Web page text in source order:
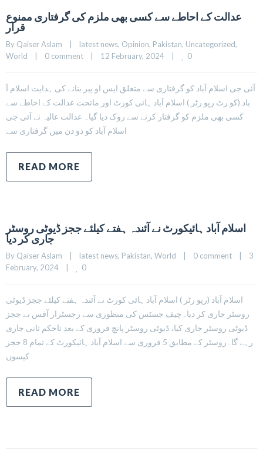
عدالت کے احاطے سے کسی بھی ملزم کی گرفتاری ممنوع
قرار
By Qaiser Aslam latest news, Opinion, Pakistan, Uncategorized
World
0 comment 12 February, 2024 0
آئی جی اسلام آباد کو گرفتاری سے متعلق ایس او پیز بنانے کی ہدایت اسلام آ
باد (کو رٹ رپو رٹر ) اسلام آباد ہائی کورٹ اور ماتحت عدالت کے احاطے سے
کسی بھی ملزم کو گرفتار کرنے سے روک دیا گیا۔ عدالت عالیہ نے آئی جی
اسلام آباد کو دو دن میں گرفتاری سے
READ MORE
اسلام آباد ہائیکورٹ نے آئندہ ہفتے کیلئے ججز ڈیوٹی روسٹر
جاری کر دیا
By Qaiser Aslam latest news, Pakistan, World 0 comment
3
February, 2024
0
اسلام آباد (رپو رٹر ) اسلام آباد ہائی کورٹ نے آئندہ ہفتے کیلئے ججز ڈیوٹی
روسٹر جاری کر دیا۔چیف جسٹس کی منظوری سے رجسٹرار آفس نے ججز
ڈیوٹی روسٹر جاری کیا، ڈیوٹی روسٹر پانچ فروری کے بعد تاحکم ثانی جاری
رہے گا۔روسٹر کے مطابق 5 فروری سے اسلام آباد ہائیکورٹ کے تمام 8 ججز
کیسوں
READ MORE